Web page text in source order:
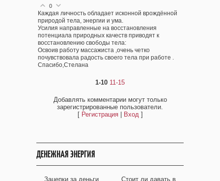
0
Каждая личность обладает исконной врождённой
природой тела, энергии и ума.
Усилия направленные на восстановления
потенциала природных качеств приводят к
восстановлению свободы тела:
Освоив работу массажиста ,очень четко
почувствовала радость своего тела при работе .
Спасибо,Стелана
1-10 11-15
Добавлять комментарии могут только
зарегистрированные пользователи.
[ Регистрация| Вход]
ДЕНЕЖНАЯ ЭНЕРГИЯ
Зацепки за деньги
Стоит ли давать в